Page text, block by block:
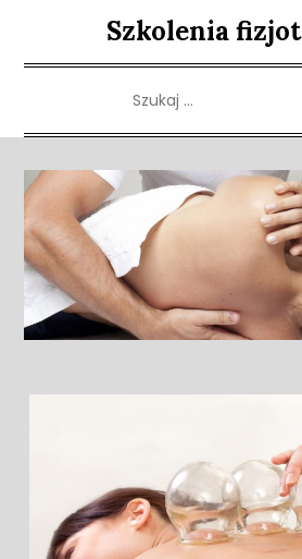
content
Szkolenia